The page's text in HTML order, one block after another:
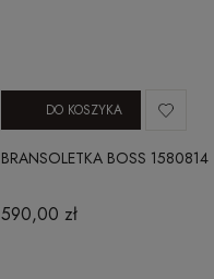
BRANSOLETKA BOSS 1580814
590,00 zł
DO KOSZYKA